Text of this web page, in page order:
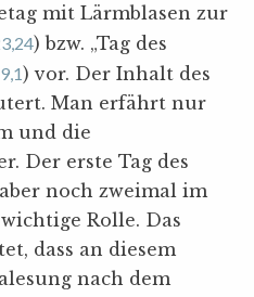
mit Lärmblasen zur
) bzw. „Tag des
) vor. Der Inhalt des
Man erfährt nur
und die
Der erste Tag des
noch zweimal im
Rolle. Das
dass an diesem
nach dem